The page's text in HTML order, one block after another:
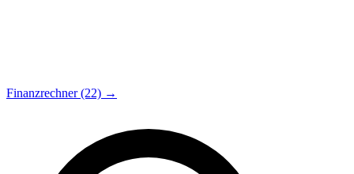
Finanzrechner (22) →